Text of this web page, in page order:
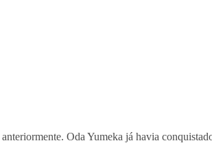
Oda Yumeka já havia